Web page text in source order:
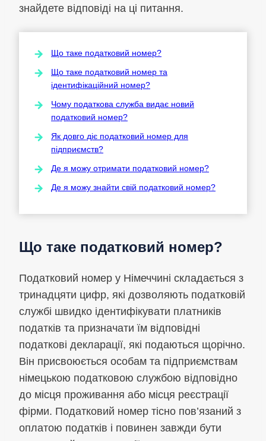
знайдете відповіді на ці питання.
Що таке податковий номер?
Що таке податковий номер та
ідентифікаційний номер?
Чому податкова служба видає новий
податковий номер?
Як довго діє податковий номер для
підприємств?
Де я можу отримати податковий номер?
Де я можу знайти свій податковий номер?
Що таке податковий номер?
Податковий номер у Німеччині складається з
тринадцяти цифр, які дозволяють податковій
службі швидко ідентифікувати платників
податків та призначати їм відповідні
податкові декларації, які подаються щорічно.
Він присвоюється особам та підприємствам
німецькою податковою службою відповідно
до місця проживання або місця реєстрації
фірми. Податковий номер тісно пов’язаний з
оплатою податків і повинен завжди бути